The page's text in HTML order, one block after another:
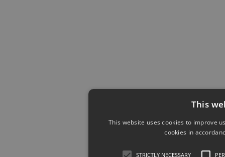
This
This website uses cookies to improve
cookies in
STRICTLY NECESSARY